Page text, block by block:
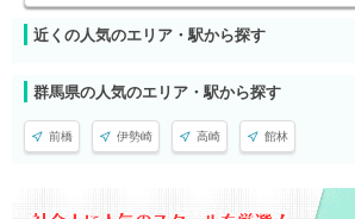
近くの人気のエリア・駅から探す
群馬県の人気のエリア・駅から探す
前橋 伊勢崎 高崎 館林